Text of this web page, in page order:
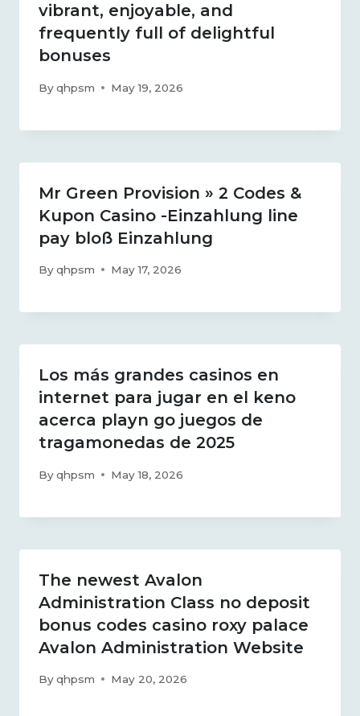
vibrant, enjoyable, and
frequently full of delightful
bonuses
Byqhpsm May 19, 2026
Mr Green Provision » 2 Codes &
Kupon Casino -Einzahlung line
pay bloß Einzahlung
Byqhpsm May 17, 2026
Los más grandes casinos en
internet para jugar en el keno
acerca playn go juegos de
tragamonedas de 2025
Byqhpsm May 18, 2026
The newest Avalon
Administration Class no deposit
bonus codes casino roxy palace
Avalon Administration Website
Byqhpsm May 20, 2026